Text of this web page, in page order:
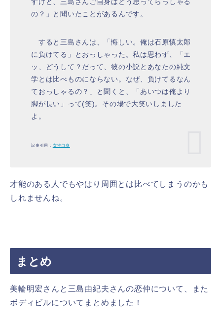
の？」と聞いたことがあるんです。
すると三島さんは、「悔しい。俺は石原慎太郎
に負けてる」とおっしゃった。私は思わず、「エ
ッ、どうして？だって、彼の小説とあなたの純文
学とは比べものにならない。なぜ、負けてるなん
ておっしゃるの？」と聞くと、「あいつは俺より
脚が長い」って(笑)。その場で大笑いしました
よ。
記事引用： 女性自身
才能のある人でもやはり周囲とは比べてしまうのかも
しれませんね。
まとめ
美輪明宏さんと三島由紀夫さんの恋仲について、また
ボディビルについてまとめました！